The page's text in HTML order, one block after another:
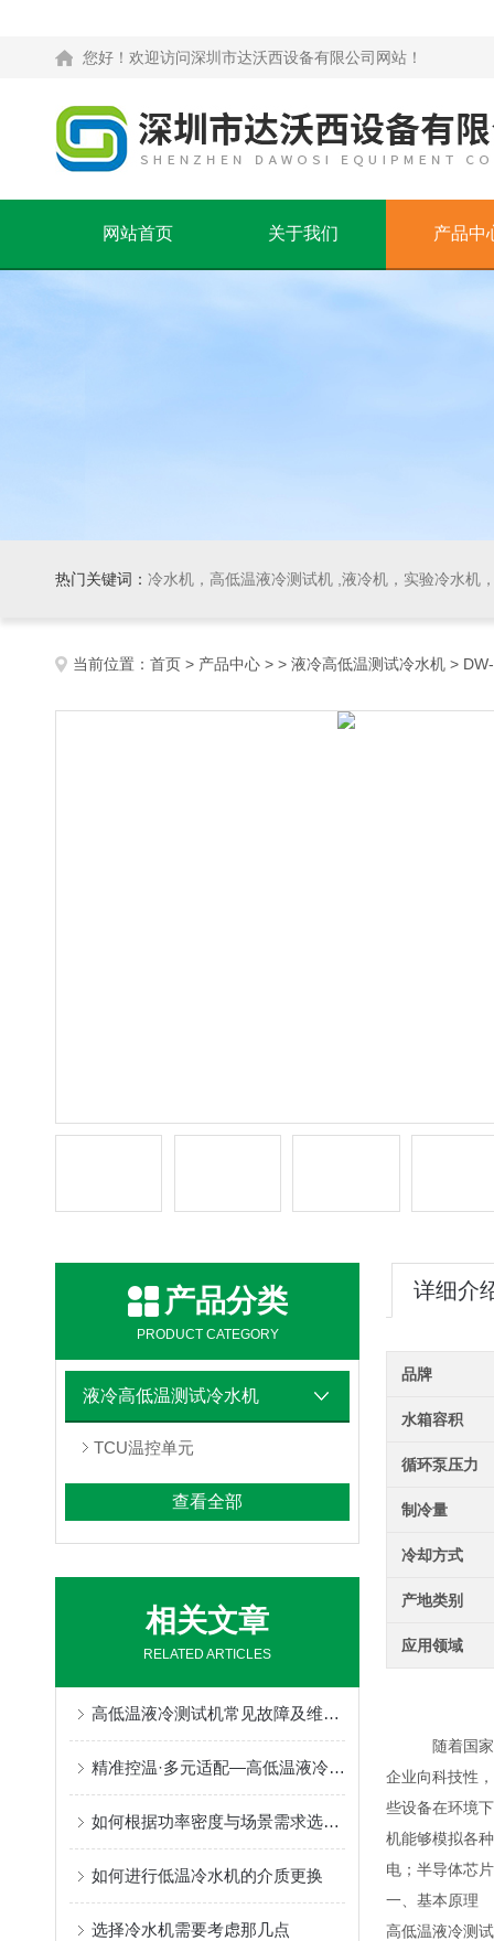
您好！欢迎访问深圳市达沃西设备有限公司网站！
网站首页 关于我们 产品中
热门关键词： 冷水机，高低温液冷测试机 ,液冷机，实验冷水机，
当前位置： 首页 > 产品中心 > > 液冷高低温测试冷水机 >
产品分类
PRODUCT CATEGORY
液冷高低温测试冷水机
TCU温控单元
查看全部
相关文章
RELATED ARTICLES
高低温液冷测试机常见故障及维护保养方法
精准控温·多元适配—高低温液冷测试机赋能多领域高质量发展
如何根据功率密度与场景需求选择合适的高低温液冷机？
如何进行低温冷水机的介质更换
选择冷水机需要考虑那几点
详细介
品牌
水箱容积
循环泵压力
制冷量
冷却方式
产地类别
应用领域
随着国
企业向科技性
些设备在环境
机能够模拟各
电；半导体芯
一、 基本原理
高低温液冷测